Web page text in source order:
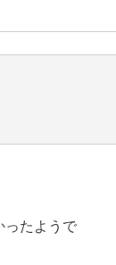
ったようで